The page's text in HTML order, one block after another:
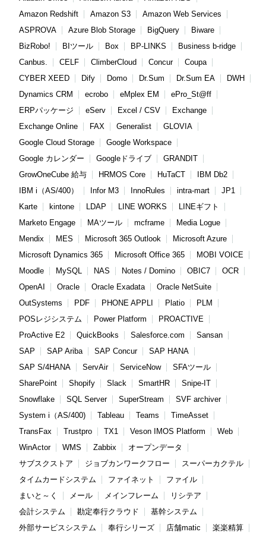
Amazon Redshift
Amazon S3
Amazon Web Services
ASPROVA
Azure Blob Storage BigQuery
Biware
BizRobo!
BIツール Box BP-LINKS
Business b-ridge
Canbus.
CELF ClimberCloud Concur
Coupa
CYBER XEED
Dify Domo Dr.Sum Dr.Sum EA
DWH
Dynamics CRM
ecrobo eMplex EM
ePro_St@ff
ERPパッケージ
eServ Excel / CSV
Exchange
Exchange Online
FAX Generalist
GLOVIA
Google Cloud Storage
Google Workspace
Google カレンダー
Googleドライブ
GRANDIT
GrowOneCube 給与
HRMOS Core HuTaCT
IBM Db2
IBM i（AS/400）
Infor M3 InnoRules intra-mart
JP1
Karte
kintone LDAP LINE WORKS
LINEギフト
Marketo Engage
MAツール mcframe
Media Logue
Mendix
MES Microsoft 365 Outlook
Microsoft Azure
Microsoft Dynamics 365
Microsoft Office 365
MOBI VOICE
Moodle
MySQL NAS Notes / Domino OBIC7
OCR
OpenAI
Oracle Oracle Exadata
Oracle NetSuite
OutSystems
PDF PHONE APPLI Platio
PLM
POSレジシステム
Power Platform
PROACTIVE
ProActive E2
QuickBooks Salesforce.com
Sansan
SAP
SAP Ariba SAP Concur
SAP HANA
SAP S/4HANA
ServAir ServiceNow
SFAツール
SharePoint
Shopify Slack SmartHR
Snipe-IT
Snowflake
SQL Server SuperStream
SVF archiver
System i（AS/400)
Tableau Teams
TimeAsset
TransFax
Trustpro TX1 Veson IMOS Platform
Web
WinActor
WMS Zabbix
オープンデータ
サブスクストア
ジョブカンワークフロー
スーパーカクテル
タイムカードシステム
ファイネット
ファイル
まいと～く
メール メインフレーム
リシテア
会計システム
勘定奉行クラウド
基幹システム
外部サービスシステム
奉行シリーズ 店舗matic
楽楽精算